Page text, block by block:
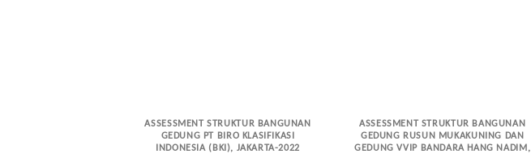
ASSESSMENT STRUKTUR BANGUNAN
GEDUNG PT BIRO KLASIFIKASI
INDONESIA (BKI), JAKARTA-2022
ASSESSMENT STRUKTUR BANGUNAN
GEDUNG RUSUN MUKAKUNING DAN
GEDUNG VVIP BANDARA HANG NADIM,